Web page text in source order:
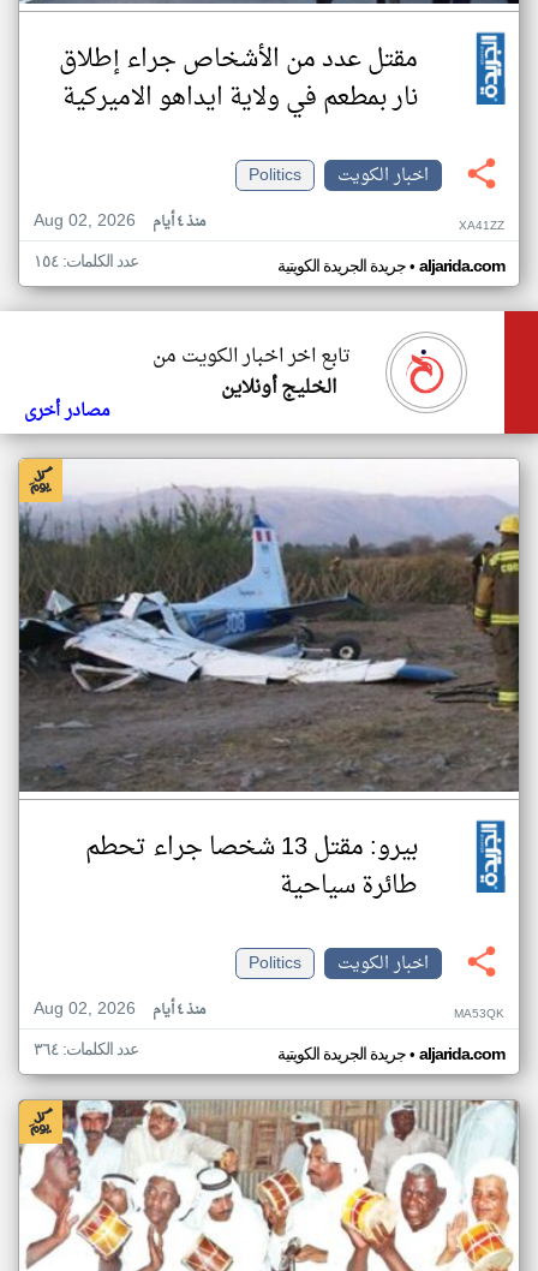
مقتل عدد من الأشخاص جراء إطلاق
نار بمطعم في ولاية ايداهو الاميركية
اخبار الكويت
Politics
Aug 02, 2026
منذ ٤ أيام XA41ZZ
جريدة الجريدة الكويتية• aljarida.com عدد الكلمات: ١٥٤
تابع اخر اخبار الكويت من
الخليج أونلاين
مصادر أخرى
بيرو: مقتل 13 شخصا جراء تحطم
طائرة سياحية
اخبار الكويت
Politics
Aug 02, 2026
منذ ٤ أيام MA53QK
جريدة الجريدة الكويتية• aljarida.com عدد الكلمات: ٣٦٤